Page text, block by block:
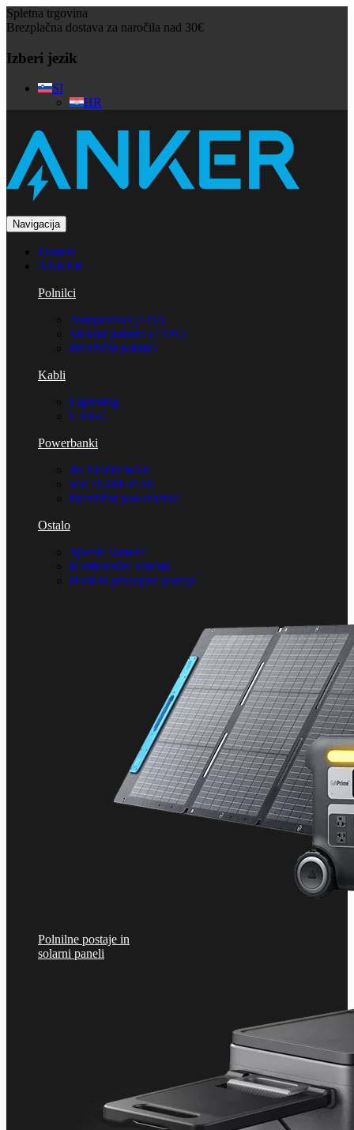
Spletna trgovina
Brezplačna dostava za naročila nad 30€
Izberi jezik
SI
HR
Navigacija
Domov
ANKER
Polnilci
Avtopolnilci (12V)
Stenski polnilci (220V)
Brezžični polnilci
Kabli
Lightning
USB-C
Powerbanki
do 10.000 mAh
nad 10.000 mAh
Brezžični powerbanki
Ostalo
Spletne kamere
Konferenčni sistemi
Hubi in priklopne postaje
Polnilne postaje in
solarni paneli